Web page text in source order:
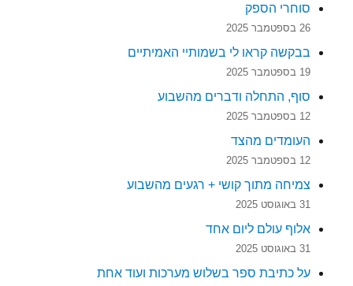
סוחרי הספק
26 בספטמבר 2025
בבקשה קראו לי בשמותיי האמיתיים
19 בספטמבר 2025
סוף, התחלה ודברים מהשבוע
12 בספטמבר 2025
העומדים מהצד
12 בספטמבר 2025
צמיחה מתוך קושי + רגעים מהשבוע
31 באוגוסט 2025
אלוף עולם ליום אחד
31 באוגוסט 2025
על כתיבת ספר בשלוש מערכות ועוד אחת